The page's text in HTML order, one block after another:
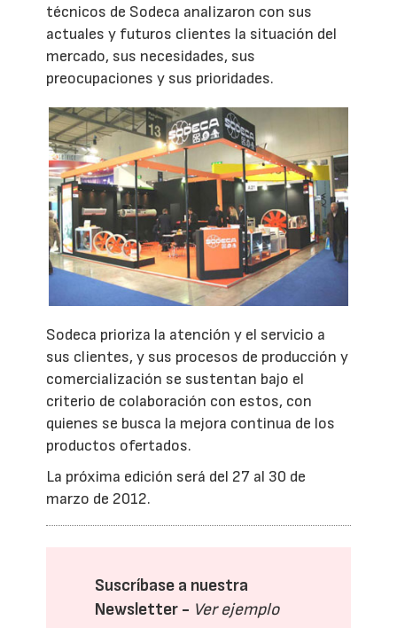
técnicos de Sodeca analizaron con sus
actuales y futuros clientes la situación del
mercado, sus necesidades, sus
preocupaciones y sus prioridades.
Sodeca prioriza la atención y el servicio a
sus clientes, y sus procesos de producción y
comercialización se sustentan bajo el
criterio de colaboración con estos, con
quienes se busca la mejora continua de los
productos ofertados.
La próxima edición será del 27 al 30 de
marzo de 2012.
Suscríbase a nuestra
Newsletter - Ver ejemplo